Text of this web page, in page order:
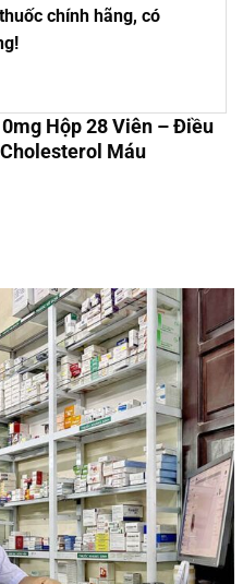
chính hãng, có
Hộp 28 Viên – Điều
Máu